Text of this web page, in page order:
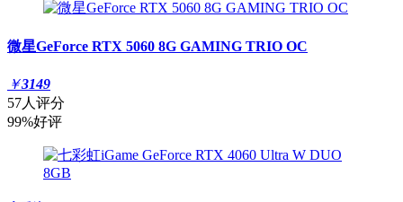
微星GeForce RTX 5060 8G GAMING TRIO OC
￥3149
57人评分
99%好评